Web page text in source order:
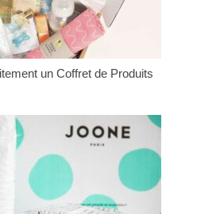
un Coffret de Produits